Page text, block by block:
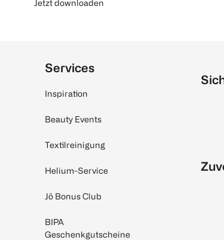
Jetzt downloaden
Services
Inspiration
Beauty Events
Textilreinigung
Helium-Service
Jö Bonus Club
BIPA
Geschenkgutscheine